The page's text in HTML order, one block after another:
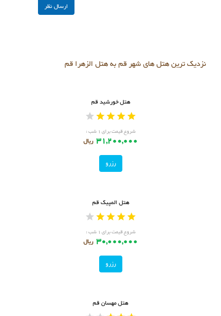
نزدیک ترین هتل های شهر قم به هتل الزهرا قم
هتل خورشید قم
شروع قیمت برای ۱ شب :
31,200,000 ریال
رزرو
هتل المپیک قم
شروع قیمت برای ۱ شب :
30,000,000 ریال
رزرو
هتل مهسان قم